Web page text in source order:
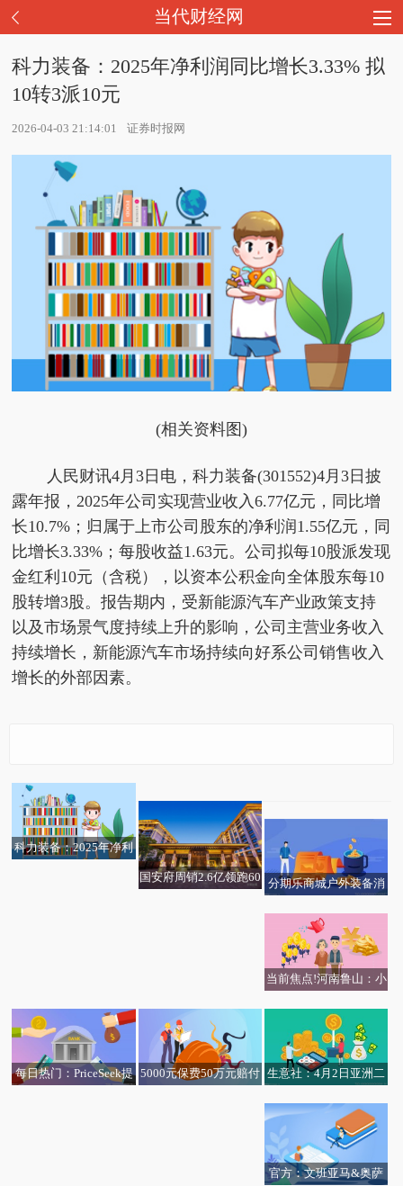
当代财经网
科力装备：2025年净利润同比增长3.33% 拟
10转3派10元
2026-04-03 21:14:01 证券时报网
(相关资料图)
人民财讯4月3日电，科力装备(301552)4月3日披
露年报，2025年公司实现营业收入6.77亿元，同比增
长10.7%；归属于上市公司股东的净利润1.55亿元，同
比增长3.33%；每股收益1.63元。公司拟每10股派发现
金红利10元（含税），以资本公积金向全体股东每10
股转增3股。报告期内，受新能源汽车产业政策支持
以及市场景气度持续上升的影响，公司主营业务收入
持续增长，新能源汽车市场持续向好系公司销售收入
增长的外部因素。
科力装备：2025年净利
春学期高中跨省研学序
幕 每日速看
诵读会活动 热文
国安府周销2.6亿领跑60
分期乐商城户外装备消
很“出片”
当前焦点!河南鲁山：小
景
每日热门：PriceSeek提 5000元保费50万元赔付 生意社：4月2日亚洲二
官方：文班亚马&奥萨